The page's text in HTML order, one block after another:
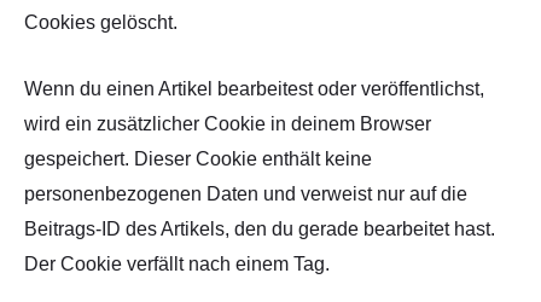
Cookies gelöscht.
Wenn du einen Artikel bearbeitest oder veröffentlichst,
wird ein zusätzlicher Cookie in deinem Browser
gespeichert. Dieser Cookie enthält keine
personenbezogenen Daten und verweist nur auf die
Beitrags-ID des Artikels, den du gerade bearbeitet hast.
Der Cookie verfällt nach einem Tag.